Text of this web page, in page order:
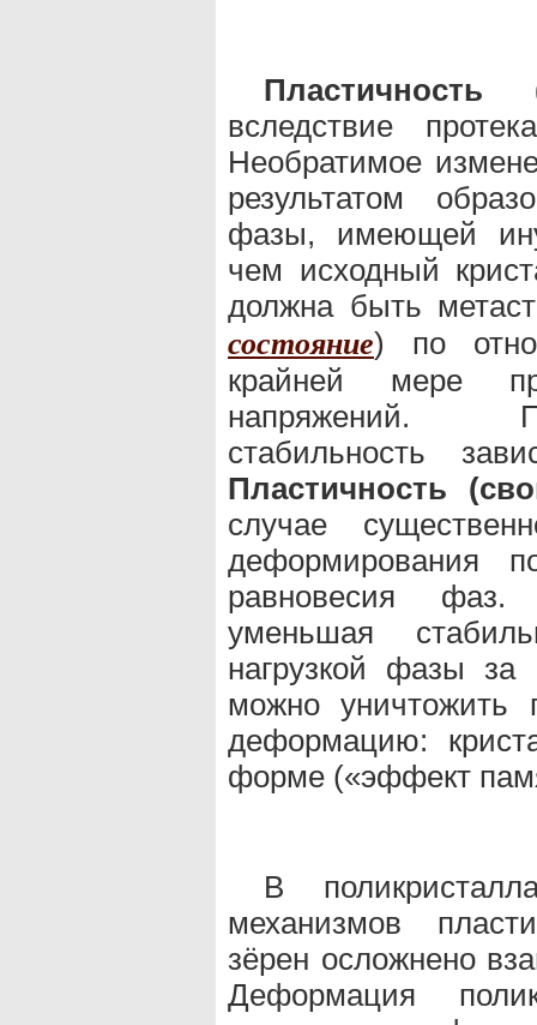
вследствие
Необратимое
результатом
фазы, имеющей
чем исходный
должна быть
состояние) по
крайней мере
напряжений.
стабильность
Пластичность
случае
деформирования
равновесия
уменьшая
нагрузкой фазы за
можно уничтожить
деформацию:
форме («эффект
В
механизмов
зёрен осложнено
Деформация